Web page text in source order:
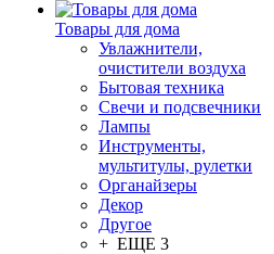
Товары для дома
Увлажнители,
очистители воздуха
Бытовая техника
Свечи и подсвечники
Лампы
Инструменты,
мультитулы, рулетки
Органайзеры
Декор
Другое
+ ЕЩЕ 3